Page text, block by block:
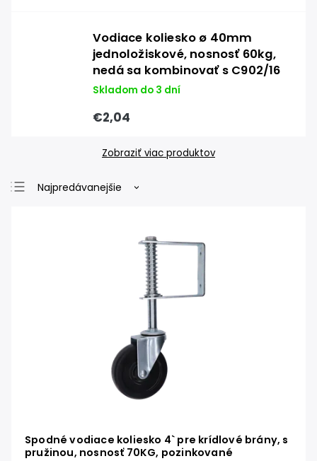
Vodiace koliesko ø 40mm
jednoložiskové, nosnosť 60kg,
nedá sa kombinovať s C902/16
Skladom do 3 dní
€2,04
Zobraziť viac produktov
Najpredávanejšie
Spodné vodiace koliesko 4` pre krídlové brány, s
pružinou, nosnosť 70KG, pozinkované